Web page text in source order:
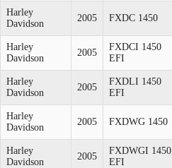
Harley
Davidson
2005 FXDC 1450
Harley
Davidson
2005
FXDCI 1450
EFI
Harley
Davidson
2005
FXDLI 1450
EFI
Harley
Davidson
2005 FXDWG 1450
Harley
Davidson
2005
FXDWGI 1450
EFI